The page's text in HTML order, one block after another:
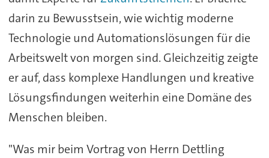
darin zu Bewusstsein, wie wichtig moderne
Technologie und Automationslösungen für die
Arbeitswelt von morgen sind. Gleichzeitig zeigte
er auf, dass komplexe Handlungen und kreative
Lösungsfindungen weiterhin eine Domäne des
Menschen bleiben.
"Was mir beim Vortrag von Herrn Dettling